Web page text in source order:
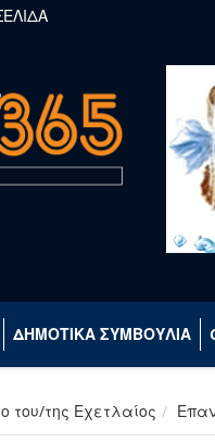
ΔΗΜΟΤΙΚΑ ΣΥΜΒΟΥΛΙΑ
του/της Εχετλαίος